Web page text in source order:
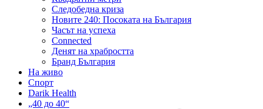
Следобедна криза
Новите 240: Посоката на България
Часът на успеха
Connected
Денят на храбростта
Бранд България
На живо
Спорт
Darik Health
„40 до 40“